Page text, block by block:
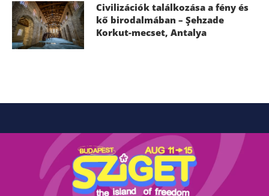
Civilizációk találkozása a fény és
kő birodalmában – Şehzade
Korkut-mecset, Antalya